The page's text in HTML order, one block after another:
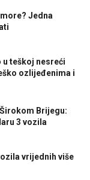
Jedna
teškoj nesreći
ozlijeđenima i
Brijegu:
3 vozila
vrijednih više